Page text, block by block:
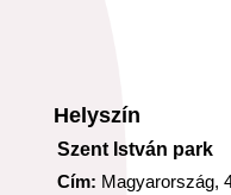
Helyszín
Szent István park
Cím: Magyarország,